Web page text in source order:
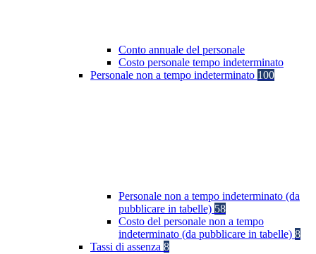
Conto annuale del personale
Costo personale tempo indeterminato
Personale non a tempo indeterminato 100
Personale non a tempo indeterminato (da
pubblicare in tabelle) 58
Costo del personale non a tempo
indeterminato (da pubblicare in tabelle) 8
Tassi di assenza 8